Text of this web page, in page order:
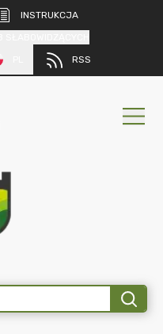
INSTRUKCJA
RSS